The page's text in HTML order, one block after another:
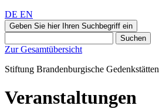
DE EN
Geben Sie hier Ihren Suchbegriff ein
Suchen
Zur Gesamtübersicht
Stiftung Brandenburgische Gedenkstätten
Veranstaltungen